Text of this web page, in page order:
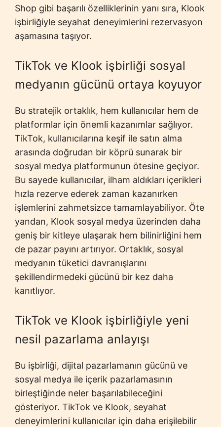
Shop gibi başarılı özelliklerinin yanı sıra, Klook
işbirliğiyle seyahat deneyimlerini rezervasyon
aşamasına taşıyor.
TikTok ve Klook işbirliği sosyal
medyanın gücünü ortaya koyuyor
Bu stratejik ortaklık, hem kullanıcılar hem de
platformlar için önemli kazanımlar sağlıyor.
TikTok, kullanıcılarına keşif ile satın alma
arasında doğrudan bir köprü sunarak bir
sosyal medya platformunun ötesine geçiyor.
Bu sayede kullanıcılar, ilham aldıkları içerikleri
hızla rezerve ederek zaman kazanırken
işlemlerini zahmetsizce tamamlayabiliyor. Öte
yandan, Klook sosyal medya üzerinden daha
geniş bir kitleye ulaşarak hem bilinirliğini hem
de pazar payını artırıyor. Ortaklık, sosyal
medyanın tüketici davranışlarını
şekillendirmedeki gücünü bir kez daha
kanıtlıyor.
TikTok ve Klook işbirliğiyle yeni
nesil pazarlama anlayışı
Bu işbirliği, dijital pazarlamanın gücünü ve
sosyal medya ile içerik pazarlamasının
birleştiğinde neler başarılabileceğini
gösteriyor. TikTok ve Klook, seyahat
deneyimlerini kullanıcılar için daha erişilebilir